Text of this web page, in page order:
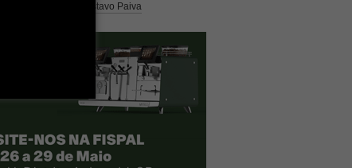
por Gustavo Paiva